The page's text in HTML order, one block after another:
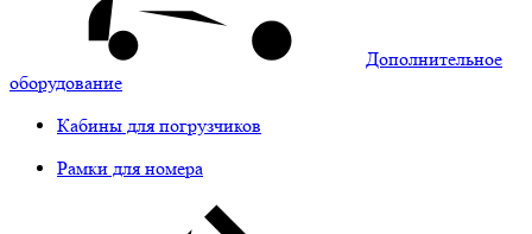
Дополнительное
оборудование
Кабины для погрузчиков
Рамки для номера